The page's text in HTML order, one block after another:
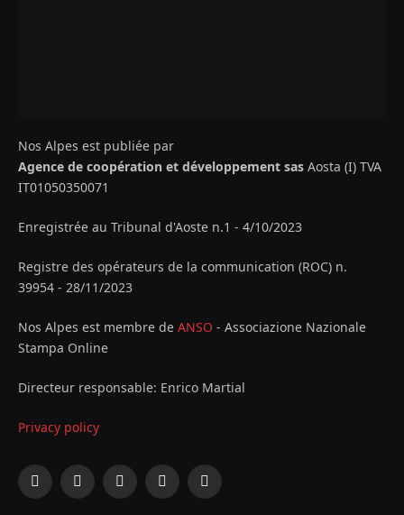
Nos Alpes est publiée par
Agence de coopération et développement sas Aosta (I) TVA
IT01050350071
Enregistrée au Tribunal d'Aoste n.1 - 4/10/2023
Registre des opérateurs de la communication (ROC) n.
39954 - 28/11/2023
Nos Alpes est membre de ANSO - Associazione Nazionale
Stampa Online
Directeur responsable: Enrico Martial
Privacy policy
Facebook
X
InstagramYouTubeLinkedIn